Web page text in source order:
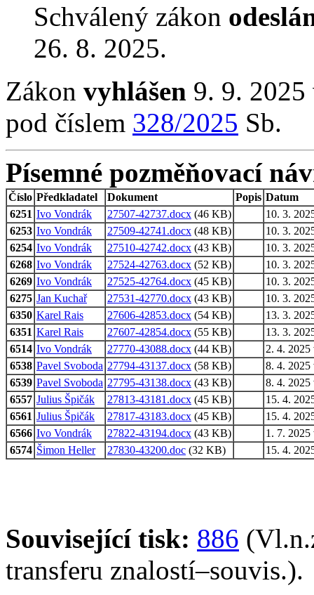
Schválený zákon
26. 8. 2025.
Zákon vyhlášen 9. 9. 2025
pod číslem 328/2025 Sb.
Písemné pozměňovací
Číslo Předkladatel Dokument Popis Datum
6251 Ivo Vondrák 27507-42737.docx (46 KB)
10. 3.
6253 Ivo Vondrák 27509-42741.docx (48 KB)
10. 3.
6254 Ivo Vondrák 27510-42742.docx (43 KB)
10. 3.
6268 Ivo Vondrák 27524-42763.docx (52 KB)
10. 3.
6269 Ivo Vondrák 27525-42764.docx (45 KB)
10. 3.
6275 Jan Kuchař 27531-42770.docx (43 KB)
10. 3.
6350 Karel Rais 27606-42853.docx (54 KB)
13. 3.
6351 Karel Rais 27607-42854.docx (55 KB)
13. 3.
6514 Ivo Vondrák 27770-43088.docx (44 KB)
2. 4. 2025
6538 Pavel Svoboda 27794-43137.docx (58 KB)
8. 4. 2025
6539 Pavel Svoboda 27795-43138.docx (43 KB)
8. 4. 2025
6557 Julius Špičák 27813-43181.docx (45 KB)
15. 4.
6561 Julius Špičák 27817-43183.docx (45 KB)
15. 4.
6566 Ivo Vondrák 27822-43194.docx (43 KB)
1. 7. 2025
6574 Šimon Heller 27830-43200.doc (32 KB) 15. 4.
Související tisk: 886
transferu znalostí–souvis.).